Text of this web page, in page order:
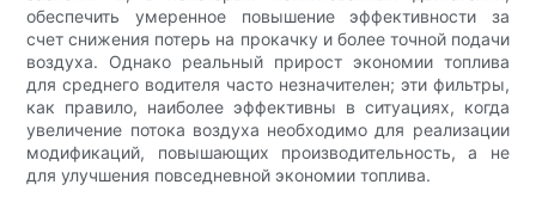
обеспечить умеренное повышение эффективности за
счет снижения потерь на прокачку и более точной подачи
воздуха. Однако реальный прирост экономии топлива
для среднего водителя часто незначителен; эти фильтры,
как правило, наиболее эффективны в ситуациях, когда
увеличение потока воздуха необходимо для реализации
модификаций, повышающих производительность, а не
для улучшения повседневной экономии топлива.